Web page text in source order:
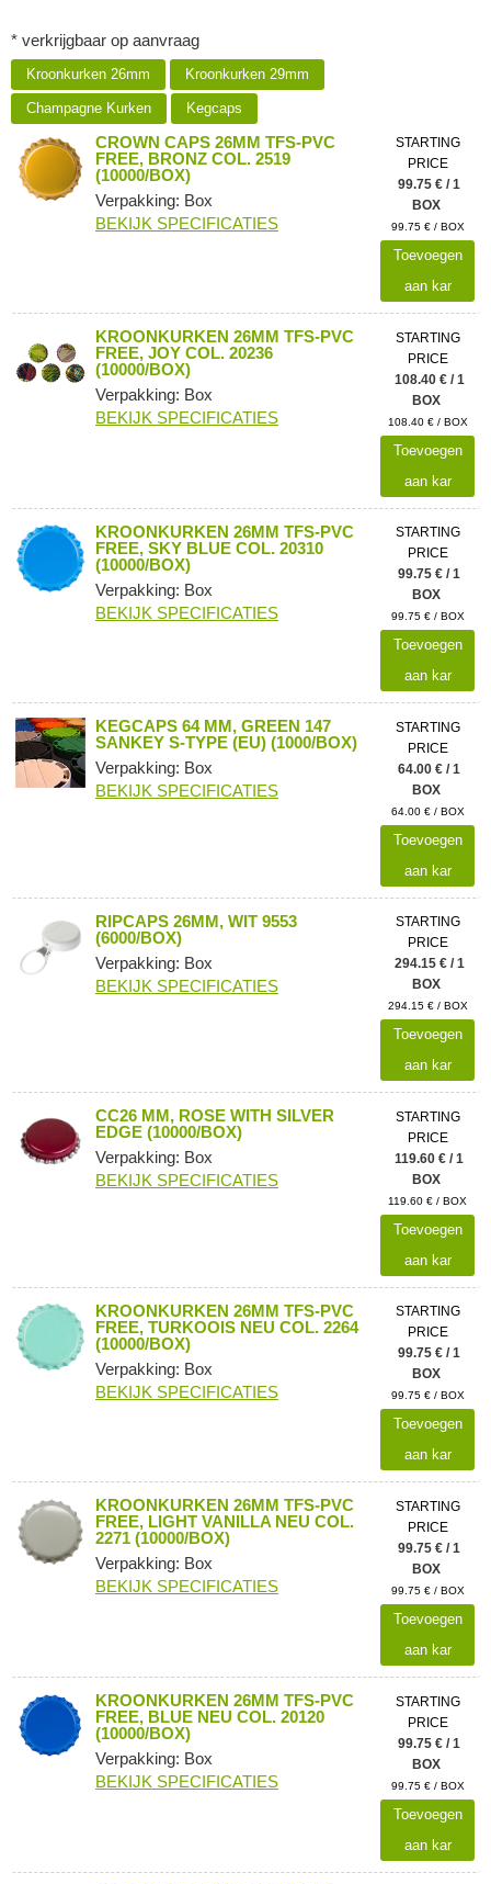
* verkrijgbaar op aanvraag
Kroonkurken 26mm Kroonkurken 29mm
Champagne Kurken Kegcaps
CROWN CAPS 26MM TFS-PVC
FREE, BRONZ COL. 2519
(10000/BOX)
Verpakking: Box
BEKIJK SPECIFICATIES
STARTING
PRICE
99.75 € / 1
BOX
99.75 € / BOX
Toevoegen
aan kar
KROONKURKEN 26MM TFS-PVC
FREE, JOY COL. 20236
(10000/BOX)
Verpakking: Box
BEKIJK SPECIFICATIES
STARTING
PRICE
108.40 € / 1
BOX
108.40 € / BOX
Toevoegen
aan kar
KROONKURKEN 26MM TFS-PVC
FREE, SKY BLUE COL. 20310
(10000/BOX)
Verpakking: Box
BEKIJK SPECIFICATIES
STARTING
PRICE
99.75 € / 1
BOX
99.75 € / BOX
Toevoegen
aan kar
KEGCAPS 64 MM, GREEN 147
SANKEY S-TYPE (EU) (1000/BOX)
Verpakking: Box
BEKIJK SPECIFICATIES
STARTING
PRICE
64.00 € / 1
BOX
64.00 € / BOX
Toevoegen
aan kar
RIPCAPS 26MM, WIT 9553
(6000/BOX)
Verpakking: Box
BEKIJK SPECIFICATIES
STARTING
PRICE
294.15 € / 1
BOX
294.15 € / BOX
Toevoegen
aan kar
CC26 MM, ROSE WITH SILVER
EDGE (10000/BOX)
Verpakking: Box
BEKIJK SPECIFICATIES
STARTING
PRICE
119.60 € / 1
BOX
119.60 € / BOX
Toevoegen
aan kar
KROONKURKEN 26MM TFS-PVC
FREE, TURKOOIS NEU COL. 2264
(10000/BOX)
Verpakking: Box
BEKIJK SPECIFICATIES
STARTING
PRICE
99.75 € / 1
BOX
99.75 € / BOX
Toevoegen
aan kar
KROONKURKEN 26MM TFS-PVC
FREE, LIGHT VANILLA NEU COL.
2271 (10000/BOX)
Verpakking: Box
BEKIJK SPECIFICATIES
STARTING
PRICE
99.75 € / 1
BOX
99.75 € / BOX
Toevoegen
aan kar
KROONKURKEN 26MM TFS-PVC
FREE, BLUE NEU COL. 20120
(10000/BOX)
Verpakking: Box
BEKIJK SPECIFICATIES
STARTING
PRICE
99.75 € / 1
BOX
99.75 € / BOX
Toevoegen
aan kar